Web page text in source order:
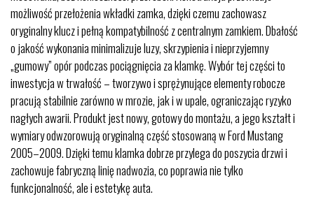
możliwość przełożenia wkładki zamka, dzięki czemu zachowasz
oryginalny klucz i pełną kompatybilność z centralnym zamkiem. Dbałość
o jakość wykonania minimalizuje luzy, skrzypienia i nieprzyjemny
„gumowy” opór podczas pociągnięcia za klamkę. Wybór tej części to
inwestycja w trwałość – tworzywo i sprężynujące elementy robocze
pracują stabilnie zarówno w mrozie, jak i w upale, ograniczając ryzyko
nagłych awarii. Produkt jest nowy, gotowy do montażu, a jego kształt i
wymiary odwzorowują oryginalną część stosowaną w Ford Mustang
2005–2009. Dzięki temu klamka dobrze przylega do poszycia drzwi i
zachowuje fabryczną linię nadwozia, co poprawia nie tylko
funkcjonalność, ale i estetykę auta.